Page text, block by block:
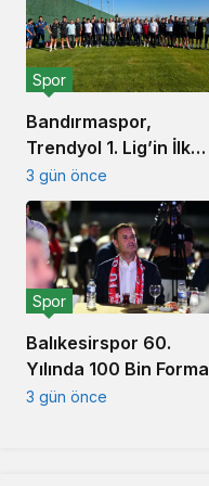
Bandırmaspor,
Trendyol 1. Lig’in İlk
Haftasında
İstanbulspor’u
Ağırlamaya
Hazırlanıyor
Spor
3 gün önce
Balıkesirspor 60.
Yılında 100 Bin Forma
Kampanyası Başlattı
Spor
3 gün önce